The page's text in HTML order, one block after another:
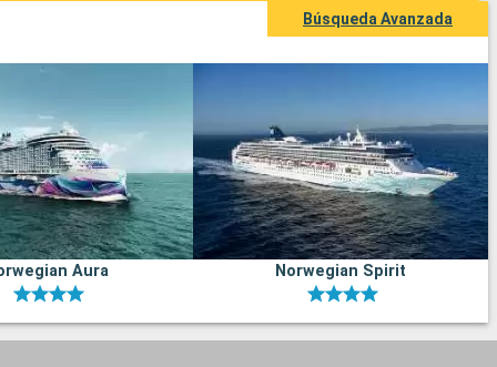
Búsqueda Avanzada
Aura Norwegian Spirit